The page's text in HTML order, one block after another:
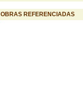
OBRAS REFERENCIADAS